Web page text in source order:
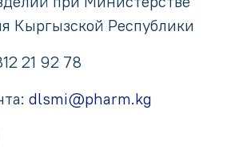
Кыргызской Республики
21 92 78
dlsmi@pharm.kg